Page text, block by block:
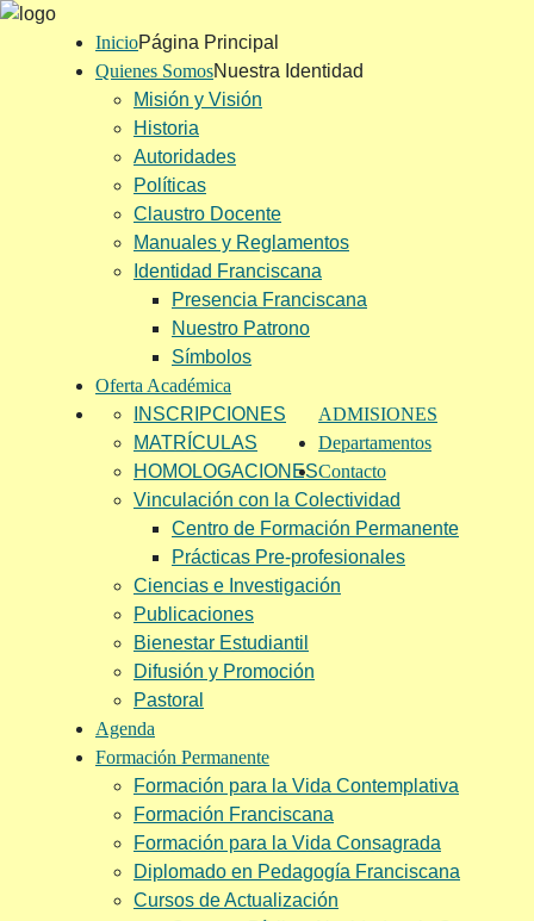
InicioPágina Principal
Quienes SomosNuestra Identidad
Misión y Visión
Historia
Autoridades
Políticas
Claustro Docente
Manuales y Reglamentos
Identidad Franciscana
Presencia Franciscana
Nuestro Patrono
Símbolos
Oferta Académica
ADMISIONES
INSCRIPCIONES
MATRÍCULAS
HOMOLOGACIONES
Departamentos
Vinculación con la Colectividad
Centro de Formación Permanente
Prácticas Pre-profesionales
Ciencias e Investigación
Publicaciones
Bienestar Estudiantil
Difusión y Promoción
Pastoral
Contacto
Agenda
Formación Permanente
Formación para la Vida Contemplativa
Formación Franciscana
Formación para la Vida Consagrada
Diplomado en Pedagogía Franciscana
Cursos de Actualización